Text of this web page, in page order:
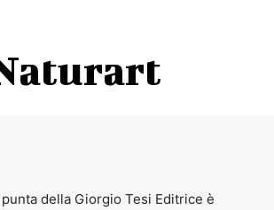
della Giorgio Tesi Editrice è